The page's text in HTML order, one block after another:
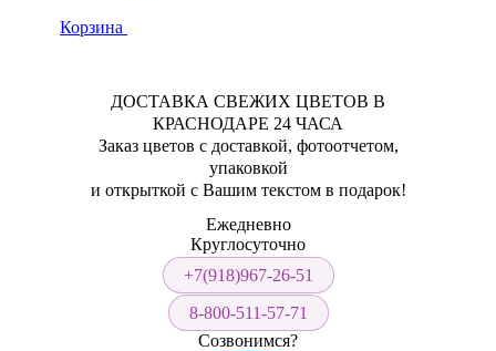
Корзина
ДОСТАВКА СВЕЖИХ ЦВЕТОВ В
КРАСНОДАРЕ 24 ЧАСА
Заказ цветов с доставкой, фотоотчетом,
упаковкой
и открыткой с Вашим текстом в подарок!
Ежедневно
Круглосуточно
+7(918)967-26-51
8-800-511-57-71
Созвонимся?